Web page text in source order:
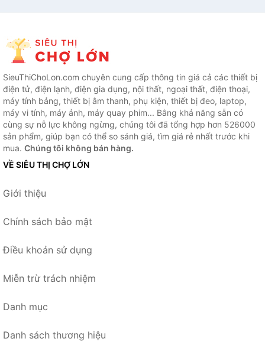
SieuThiChoLon.com chuyên cung cấp thông tin giá cả các thiết bị
điện tử, điện lạnh, điện gia dụng, nội thất, ngoại thất, điện thoại,
máy tính bảng, thiết bị âm thanh, phụ kiện, thiết bị đeo, laptop,
máy vi tính, máy ảnh, máy quay phim... Bằng khả năng sẵn có
cùng sự nỗ lực không ngừng, chúng tôi đã tổng hợp hơn 526000
sản phẩm, giúp bạn có thể so sánh giá, tìm giá rẻ nhất trước khi
mua. Chúng tôi không bán hàng.
VỀ SIÊU THỊ CHỢ LỚN
Giới thiệu
Chính sách bảo mật
Điều khoản sử dụng
Miễn trừ trách nhiệm
Danh mục
Danh sách thương hiệu